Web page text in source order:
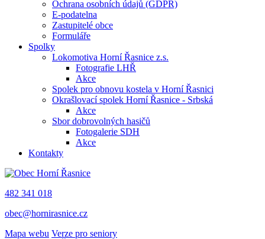
Ochrana osobních údajů (GDPR)
E-podatelna
Zastupitelé obce
Formuláře
Spolky
Lokomotiva Horní Řasnice z.s.
Fotografie LHŘ
Akce
Spolek pro obnovu kostela v Horní Řasnici
Okrašlovací spolek Horní Řasnice - Srbská
Akce
Sbor dobrovolných hasičů
Fotogalerie SDH
Akce
Kontakty
482 341 018
obec@hornirasnice.cz
Mapa webu Verze pro seniory